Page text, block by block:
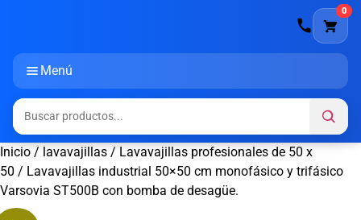
Menú
0
Inicio / lavavajillas / Lavavajillas profesionales de 50 x
50 / Lavavajillas industrial 50×50 cm monofásico y trifásico
Varsovia ST500B con bomba de desagüe.